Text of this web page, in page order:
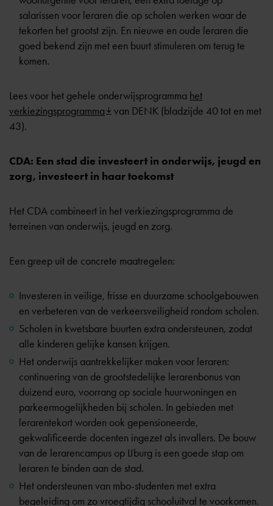
salarissen voor leraren die op scholen werken waar de
tekorten het grootst zijn. En nieuwe en oude leraren die
goed bekend zijn met een buurt stimuleren om terug te
komen.
Lees voor het gehele onderwijsprogramma het
verkiezingsprogramma
van DENK (bladzijde 40 tot en met
43).
CDA: Een stad die investeert in onderwijs, jeugd en
zorg, investeert in haar toekomst
Het CDA combineert in het verkiezingsprogramma de
terreinen van onderwijs, jeugd en zorg.
Een greep uit de concrete maatregelen:
Investeren in veilige, frisse en duurzame schoolgebouwen
en verbeteren van de verkeersveiligheid rondom scholen.
Scholen in kwetsbare buurten extra ondersteunen, zodat
alle kinderen gelijke kansen krijgen.
Het onderwijs aantrekkelijker maken voor leraren:
continuering van de grootstedelijke lerarenbonus van
duizend euro, voorrang op sociale huurwoningen en
parkeermogelijkheden bij scholen. In gebieden met
lerarentekort worden ook gepensioneerde,
gekwalificeerde docenten ingezet als invallers. De bouw
van de lerarencampus op IJburg is een goede stap om
leraren te binden aan de stad.
Het ondersteunen van mbo-studenten met extra
begeleiding om zo vroegtijdig schooluitval te voorkomen.